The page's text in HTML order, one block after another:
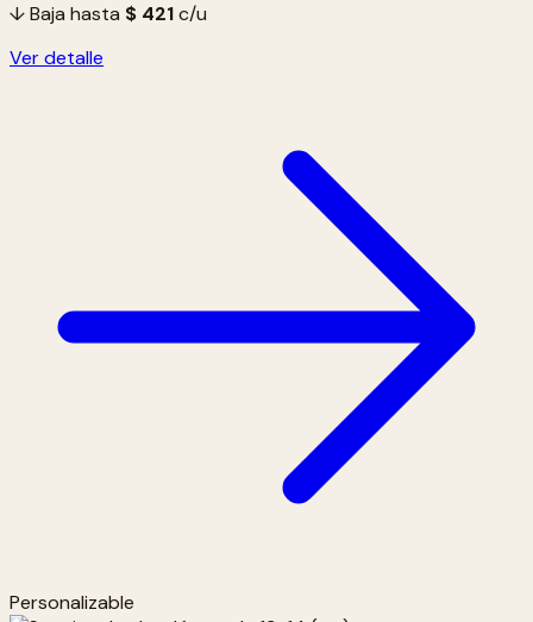
↓ Baja hasta $ 421c/u
Ver detalle
Personalizable